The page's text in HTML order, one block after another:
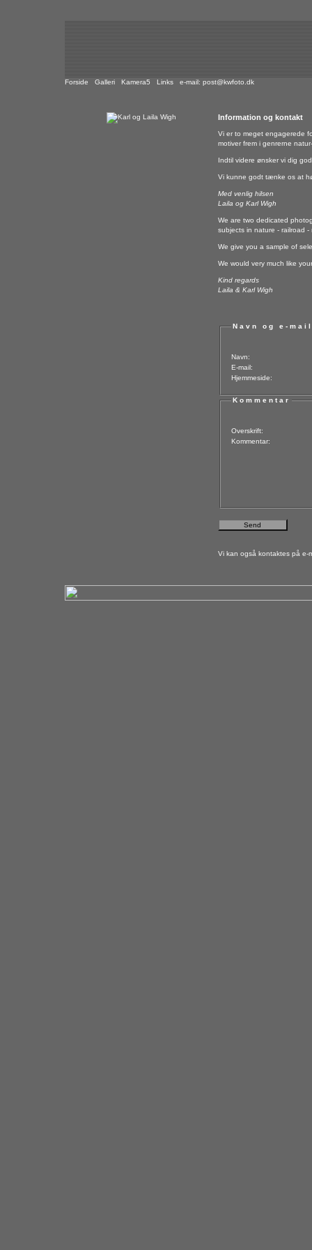
Forside Galleri Kamera5 Linkse-mail: post@kwfoto.dk
Information og kontakt
Vi er to meget engagerede
motiver frem i genrerne
Indtil videre ønsker vi dig
Vi kunne godt tænke os at
Med venlig hilsen
Laila og Karl Wigh
We are two dedicated
subjects in nature - railroad
We give you a sample of
We would very much like
Kind regards
Laila & Karl Wigh
Navn og e-mail
Navn:
E-mail:
Hjemmeside:
Kommentar
Overskrift:
Kommentar:
Vi kan også kontaktes på e-